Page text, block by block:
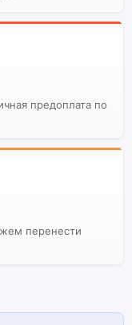
предоплата по
перенести